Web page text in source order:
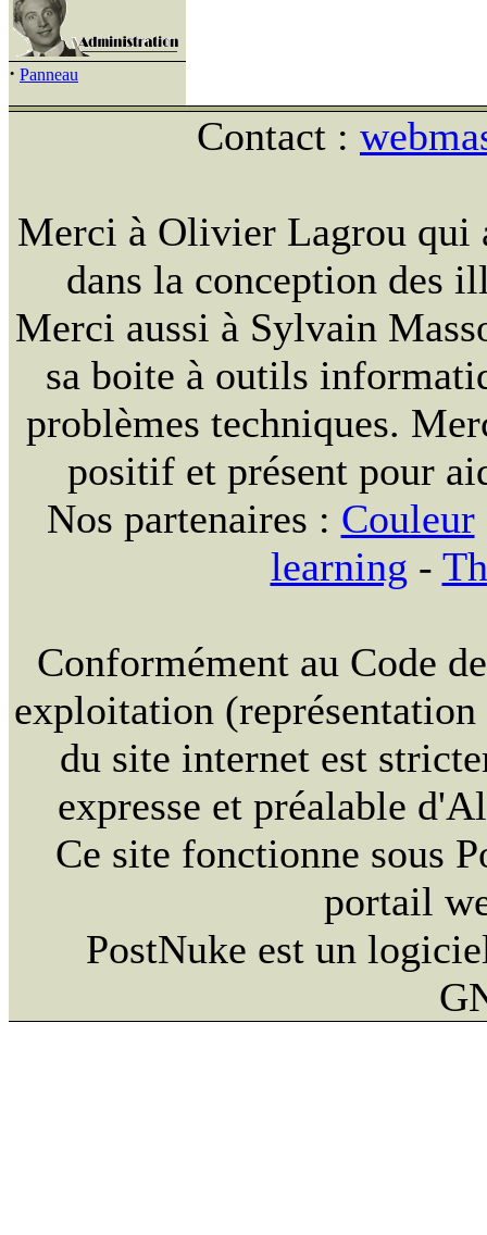
· Panneau
Contact :
Merci à Olivier Lagrou qui
dans la conception des
Merci aussi à Sylvain
sa boite à outils
problèmes techniques.
positif et présent pour
Nos partenaires : Couleur
learning -
Conformément au Code
exploitation
du site internet est
expresse et préalable
Ce site fonctionne sous
portail
PostNuke est un